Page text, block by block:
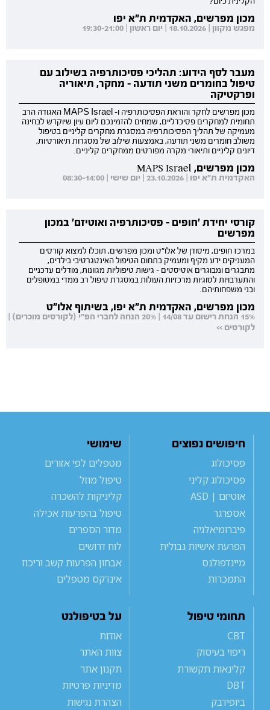
מכון מפרשים, האקדמית ת"א יפו
מפגש מקוון | 18.10.2026 | יום ראשון | 19:30-21:00
מעבר לסף הידוע: תהליכי פסיכותרפיה בשילוב עם
טיפול בחומרים משני תודעה - מחקר, תיאוריה
ופרקטיקה
מכון מפרשים לחקר והוראת הפסיכותרפיה ו- MAPS Israel האגודה הרב
תחומית למחקרים פסיכדליים, שמחים להזמינכם ליום עיון שיוקדש לבחינה
מעמיקה של תהליך הפסיכותרפיה במסגרת מחקרים קליניים בטיפול
משולב חומרים משני תודעה, באמצעות שילוב של מסגרות תיאורטיות,
דיונים קליניים ותיאורי מקרה מפורטים ממחקרים קליניים.
מכון מפרשים, MAPS Israel
האקדמית ת"א יפו | 23.10.2026 | יום שישי | 08:30-14:00
קורסי יחידת 'חופים - פסיכותרפיה ואוטיזם' במכון
מפרשים
במרכז חופים, מיסודן של אלו"ט ומכון מפרשים, תוכלו למצוא קורסים
המעניקים ידע מקיף ומעמיק בתחום הטיפול האינטגרטיבי בילדים,
מתבגרים ומבוגרים אוטיסטים - גישות טיפוליות מגוונות, מודלים עדכניים
והתערבויות לסוגיות מרכזיות העולות במסגרת טיפול רב ממדי במטופלים
ובני משפחותיהם.
מכון מפרשים, האקדמית ת"א יפו, בשיתוף אלו"ט
15% הנחת רישום עד 14/08 | 20% הנחה לחברי הפ"י (לקורסים מוכרים) |
לקורסים >>
חיפושים נפוצים
פסיכולוג
פסיכולוג קליני
אוטיזם | ASD
אספרגר
פיברומיאלגיה
הפרעת אישיות גבולית
מיינדפולנס
התמכרות
שימושי
מטפלים לפי אזורים
טיפול מוזל
קליניקות להשכרה
טיפול בהפרעות אכילה
מדור הספרים
לוח דרושים
אבחון הפרעות קשב וריכוז
אינדקס מטפלים
תחומי טיפול
CBT
ריפוי בעיסוק
קלינאות תקשורת
DBT
ביופידבק
על בטיפולנט
אודות
צוות האתר
תקנון אתר
מדיניות פרטיות
הצהרת נגישות